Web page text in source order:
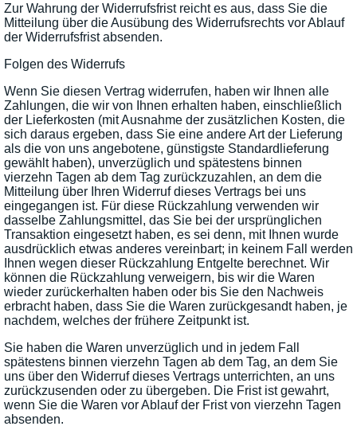
Zur Wahrung der Widerrufsfrist reicht es aus, dass Sie die
Mitteilung über die Ausübung des Widerrufsrechts vor Ablauf
der Widerrufsfrist absenden.
Folgen des Widerrufs
Wenn Sie diesen Vertrag widerrufen, haben wir Ihnen alle
Zahlungen, die wir von Ihnen erhalten haben, einschließlich
der Lieferkosten (mit Ausnahme der zusätzlichen Kosten, die
sich daraus ergeben, dass Sie eine andere Art der Lieferung
als die von uns angebotene, günstigste Standardlieferung
gewählt haben), unverzüglich und spätestens binnen
vierzehn Tagen ab dem Tag zurückzuzahlen, an dem die
Mitteilung über Ihren Widerruf dieses Vertrags bei uns
eingegangen ist. Für diese Rückzahlung verwenden wir
dasselbe Zahlungsmittel, das Sie bei der ursprünglichen
Transaktion eingesetzt haben, es sei denn, mit Ihnen wurde
ausdrücklich etwas anderes vereinbart; in keinem Fall werden
Ihnen wegen dieser Rückzahlung Entgelte berechnet. Wir
können die Rückzahlung verweigern, bis wir die Waren
wieder zurückerhalten haben oder bis Sie den Nachweis
erbracht haben, dass Sie die Waren zurückgesandt haben, je
nachdem, welches der frühere Zeitpunkt ist.
Sie haben die Waren unverzüglich und in jedem Fall
spätestens binnen vierzehn Tagen ab dem Tag, an dem Sie
uns über den Widerruf dieses Vertrags unterrichten, an uns
zurückzusenden oder zu übergeben. Die Frist ist gewahrt,
wenn Sie die Waren vor Ablauf der Frist von vierzehn Tagen
absenden.